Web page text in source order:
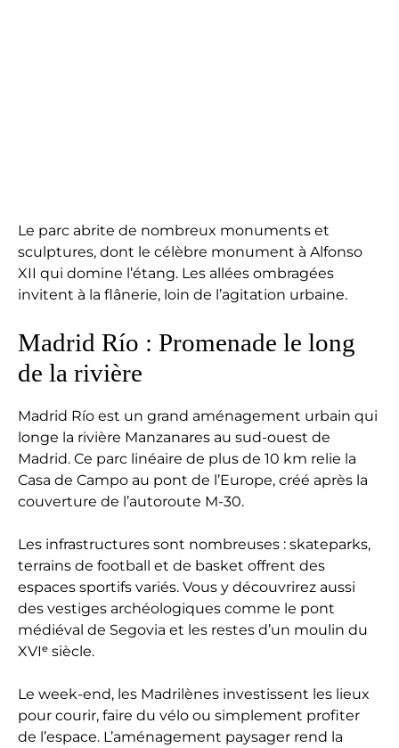
Le parc abrite de nombreux monuments et
sculptures, dont le célèbre monument à Alfonso
XII qui domine l’étang. Les allées ombragées
invitent à la flânerie, loin de l’agitation urbaine.
Madrid Río : Promenade le long
de la rivière
Madrid Río est un grand aménagement urbain qui
longe la rivière Manzanares au sud-ouest de
Madrid. Ce parc linéaire de plus de 10 km relie la
Casa de Campo au pont de l’Europe, créé après la
couverture de l’autoroute M-30.
Les infrastructures sont nombreuses : skateparks,
terrains de football et de basket offrent des
espaces sportifs variés. Vous y découvrirez aussi
des vestiges archéologiques comme le pont
médiéval de Segovia et les restes d’un moulin du
XVIᵉ siècle.
Le week-end, les Madrilènes investissent les lieux
pour courir, faire du vélo ou simplement profiter
de l’espace. L’aménagement paysager rend la